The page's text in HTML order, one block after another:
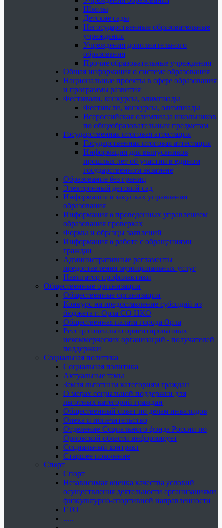
Школы
Детские сады
Негосударственные образовательные
учреждения
Учреждения дополнительного
образования
Прочие образовательные учреждения
Общая информация о системе образования
Национальные проекты в сфере образования
и программы развития
Фестивали, конкурсы, олимпиады
Фестивали, конкурсы, олимпиады
Всероссийская олимпиада школьников
по общеобразовательным предметам
Государственная итоговая аттестация
Государственная итоговая аттестация
Информация для выпускников
прошлых лет об участии в едином
государственном экзамене
Образование без границ
Электронный детский сад
Информация о закупках управления
образования
Информация о проведенных управлением
образования проверках
Формы и образцы заявлений
Информация о работе с обращениями
граждан
Административные регламенты
предоставления муниципальных услуг
Навигатор профилактики
Общественные организации
Общественные организации
Конкурс на предоставление субсидий из
бюджета г. Орла СО НКО
Общественная палата города Орла
Реестр социально ориентированных
некоммерческих организаций - получателей
поддержки
Социальная политика
Социальная политика
Актуальные темы
Земля льготным категориям граждан
О мерах социальной поддержки для
льготных категорий граждан
Общественный совет по делам инвалидов
Опека и попечительство
Отделение Социального фонда России по
Орловской области информирует
Социальный контракт
Старшее поколение
Спорт
Спорт
Независимая оценка качества условий
осуществления деятельности организациями
физкультурно-спортивной направленности
ГТО
.....